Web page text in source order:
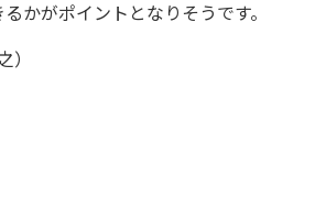
かがポイントとなりそうです。